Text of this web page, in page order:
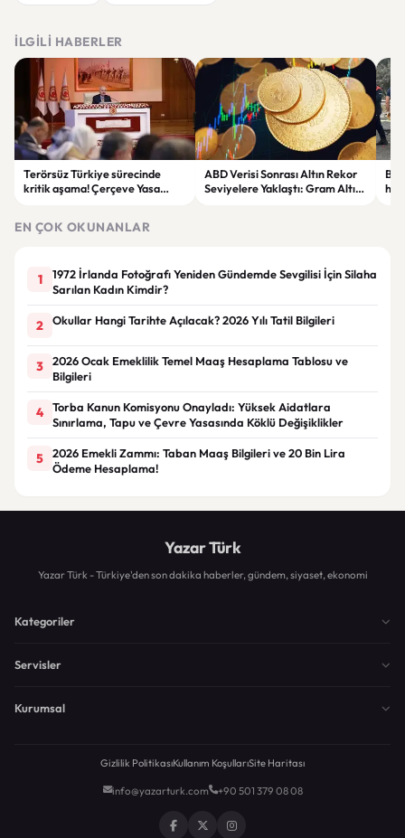
İLGILI HABERLER
Terörsüz Türkiye sürecinde
kritik aşama! Çerçeve Yasa
ABD Verisi Sonrası Altın Rekor
Seviyelere Yaklaştı: Gram Altın
EN ÇOK OKUNANLAR
1
1972 İrlanda Fotoğrafı Yeniden Gündemde Sevgilisi İçin Silaha
Sarılan Kadın Kimdir?
2 Okullar Hangi Tarihte Açılacak? 2026 Yılı Tatil Bilgileri
3
2026 Ocak Emeklilik Temel Maaş Hesaplama Tablosu ve
Bilgileri
4
Torba Kanun Komisyonu Onayladı: Yüksek Aidatlara
Sınırlama, Tapu ve Çevre Yasasında Köklü Değişiklikler
5
2026 Emekli Zammı: Taban Maaş Bilgileri ve 20 Bin Lira
Ödeme Hesaplama!
Yazar Türk
Yazar Türk - Türkiye'den son dakika haberler, gündem, siyaset, ekonomi
Kategoriler
Servisler
Kurumsal
Gizlilik PolitikasıKullanım KoşullarıSite Haritası
info@yazarturk.com +90 501 379 08 08